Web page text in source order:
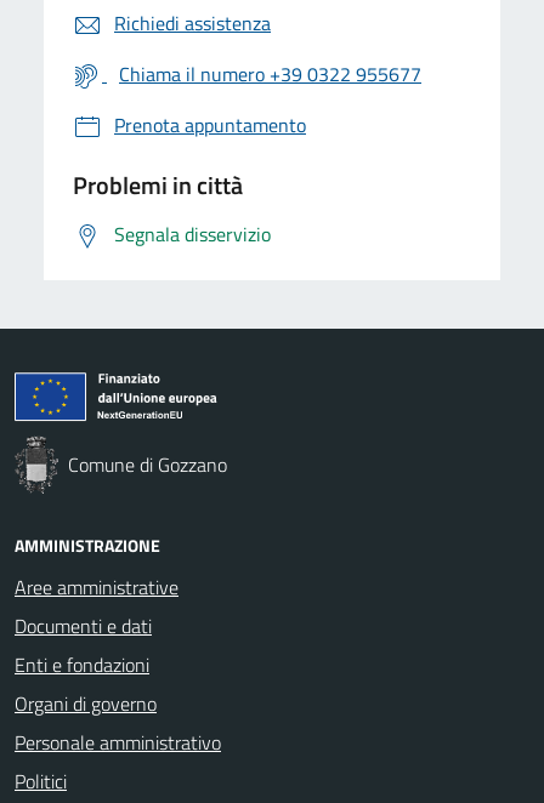
Richiedi assistenza
Chiama il numero +39 0322 955677
Prenota appuntamento
Problemi in città
Segnala disservizio
Comune di Gozzano
AMMINISTRAZIONE
Aree amministrative
Documenti e dati
Enti e fondazioni
Organi di governo
Personale amministrativo
Politici